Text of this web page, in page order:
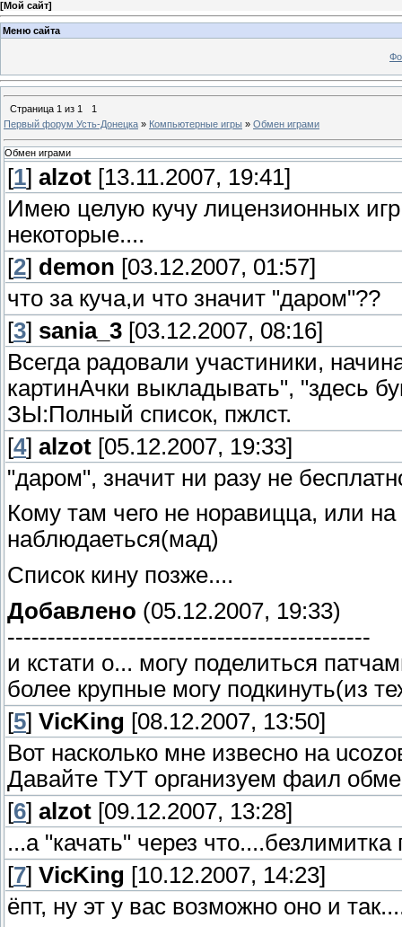
[Мой сайт]
Меню сайта
Страница 1 из 1
1
Первый форум Усть-Донецка » Компьютерные игры » Обмен играми
Обмен играми
[1] alzot [13.11.2007, 19:41]
Имею целую кучу лицензионных
некоторые....
[2] demon [03.12.2007, 01:57]
что за куча,и что значит "даром"??
[3] sania_3 [03.12.2007, 08:16]
Всегда радовали участиники,
картинАчки выкладывать", "здесь
ЗЫ:Полный список, пжлст.
[4] alzot [05.12.2007, 19:33]
"даром", значит ни разу не
Кому там чего не норавицца, или
наблюдаеться(мад)
Список кину позже....
Добавлено (05.12.2007, 19:33)
---------------------------------------------
и кстати о... могу поделиться
более крупные могу подкинуть(из
[5] VicKing [08.12.2007, 13:50]
Вот насколько мне извесно на
Давайте ТУТ организуем фаил
[6] alzot [09.12.2007, 13:28]
...а "качать" через
[7] VicKing [10.12.2007, 14:23]
ёпт, ну эт у вас возможно оно и